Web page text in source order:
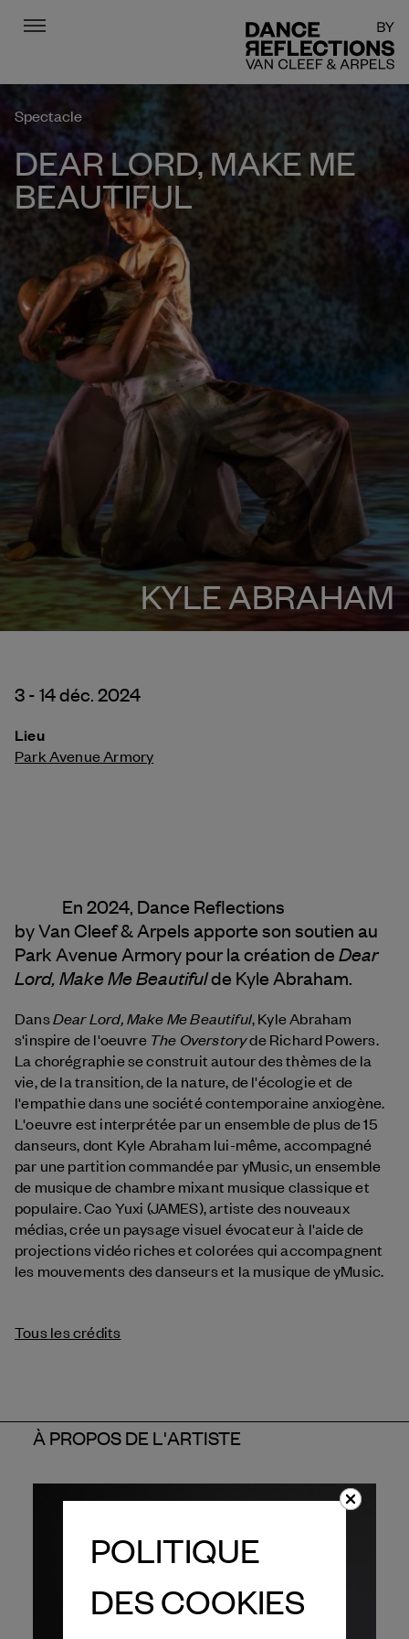
Menu
Spectacle
DEAR LORD, MAKE ME
BEAUTIFUL
KYLE ABRAHAM
3 - 14 déc. 2024
Lieu
Park Avenue Armory
En 2024, Dance Reflections
byVan Cleef & Arpels apporte son soutien au
Park Avenue Armory pour la création de Dear
Lord, Make Me Beautifulde Kyle Abraham.
DansDear Lord, Make Me Beautiful, Kyle Abraham
s'inspire de l'oeuvre The Overstoryde Richard Powers.
La chorégraphie se construit autour des thèmes de la
vie, de la transition, de la nature, de l'écologie et de
l'empathie dans une société contemporaine anxiogène.
L'oeuvre est interprétée par un ensemble de plus de 15
danseurs, dont Kyle Abraham lui-même, accompagné
par une partition commandée par yMusic, un ensemble
de musique de chambre mixant musique classique et
populaire. Cao Yuxi (JAMES), artiste des nouveaux
médias, crée un paysage visuel évocateur à l'aide de
projections vidéo riches et colorées qui accompagnent
les mouvements des danseurs et la musique de yMusic.
Tous les crédits
À PROPOS DE L'ARTISTE
POLITIQUE
DES COOKIES